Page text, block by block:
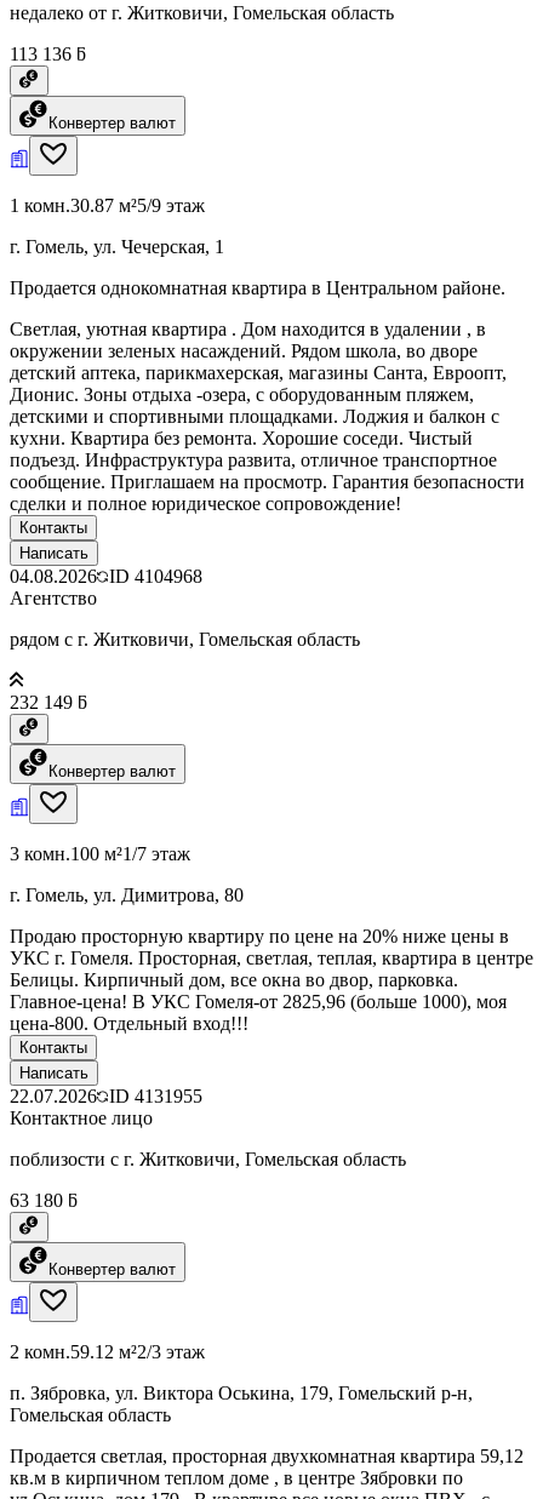
недалеко от г. Житковичи, Гомельская область
113 136 ƃ
Конвертер валют
1 комн.30.87 м²5/9 этаж
г. Гомель, ул. Чечерская, 1
Продается однокомнатная квартира в Центральном районе.
Светлая, уютная квартира . Дом находится в удалении , в
окружении зеленых насаждений. Рядом школа, во дворе
детский аптека, парикмахерская, магазины Санта, Евроопт,
Дионис. Зоны отдыха -озера, с оборудованным пляжем,
детскими и спортивными площадками. Лоджия и балкон с
кухни. Квартира без ремонта. Хорошие соседи. Чистый
подъезд. Инфраструктура развита, отличное транспортное
сообщение. Приглашаем на просмотр. Гарантия безопасности
сделки и полное юридическое сопровождение!
Контакты
Написать
04.08.2026 ID 4104968
Агентство
рядом с г. Житковичи, Гомельская область
232 149 ƃ
Конвертер валют
3 комн.100 м²1/7 этаж
г. Гомель, ул. Димитрова, 80
Продаю просторную квартиру по цене на 20% ниже цены в
УКС г. Гомеля. Просторная, светлая, теплая, квартира в центре
Белицы. Кирпичный дом, все окна во двор, парковка.
Главное-цена! В УКС Гомеля-от 2825,96 (больше 1000), моя
цена-800. Отдельный вход!!!
Контакты
Написать
22.07.2026 ID 4131955
Контактное лицо
поблизости с г. Житковичи, Гомельская область
63 180 ƃ
Конвертер валют
2 комн.59.12 м²2/3 этаж
п. Зябровка, ул. Виктора Оськина, 179, Гомельский р-н,
Гомельская область
Продается светлая, просторная двухкомнатная квартира 59,12
кв.м в кирпичном теплом доме , в центре Зябровки по